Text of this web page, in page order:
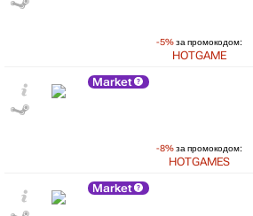
-5%за промокодом:
HOTGAME
Market
-8%за промокодом:
HOTGAMES
Market